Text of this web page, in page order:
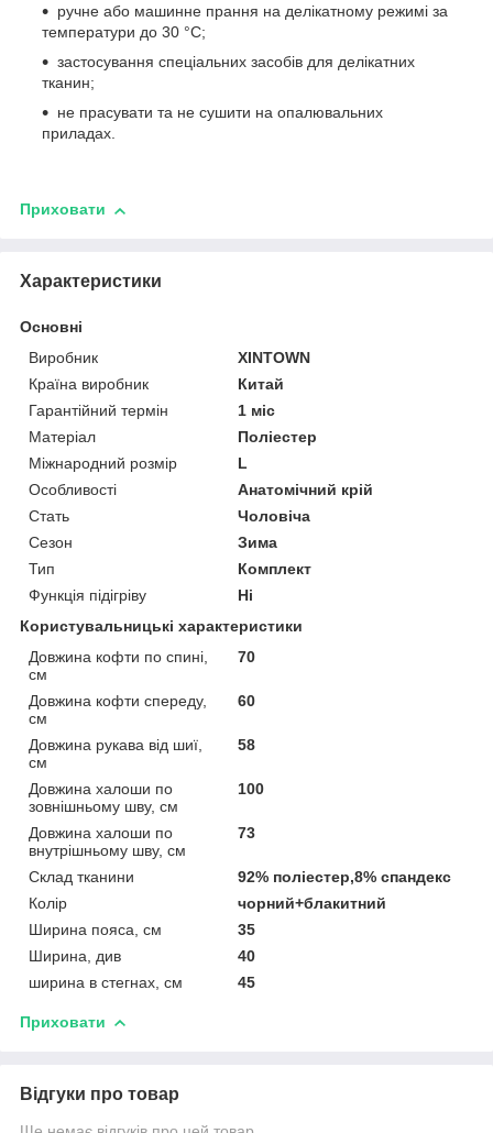
ручне або машинне прання на делікатному режимі за
температури до 30 °C;
застосування спеціальних засобів для делікатних
тканин;
не прасувати та не сушити на опалювальних
приладах.
Приховати
Характеристики
Основні
Виробник
XINTOWN
Країна виробник
Китай
Гарантійний термін
1 міс
Матеріал
Поліестер
Міжнародний розмір
L
Особливості
Анатомічний крій
Стать
Чоловіча
Сезон
Зима
Тип
Комплект
Функція підігріву
Ні
Користувальницькі характеристики
Довжина кофти по спині,
см
70
Довжина кофти спереду,
см
60
Довжина рукава від шиї,
см
58
Довжина халоши по
зовнішньому шву, см
100
Довжина халоши по
внутрішньому шву, см
73
Склад тканини
92% поліестер,8% спандекс
Колір
чорний+блакитний
Ширина пояса, см
35
Ширина, див
40
ширина в стегнах, см
45
Приховати
Відгуки про товар